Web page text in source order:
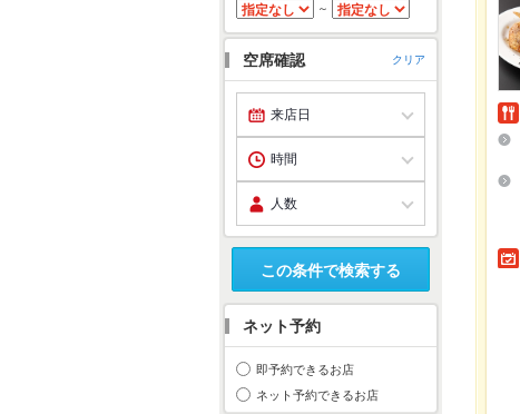
～
空席確認 クリア
この条件で検索する
ネット予約
即予約できるお店
ネット予約できるお店